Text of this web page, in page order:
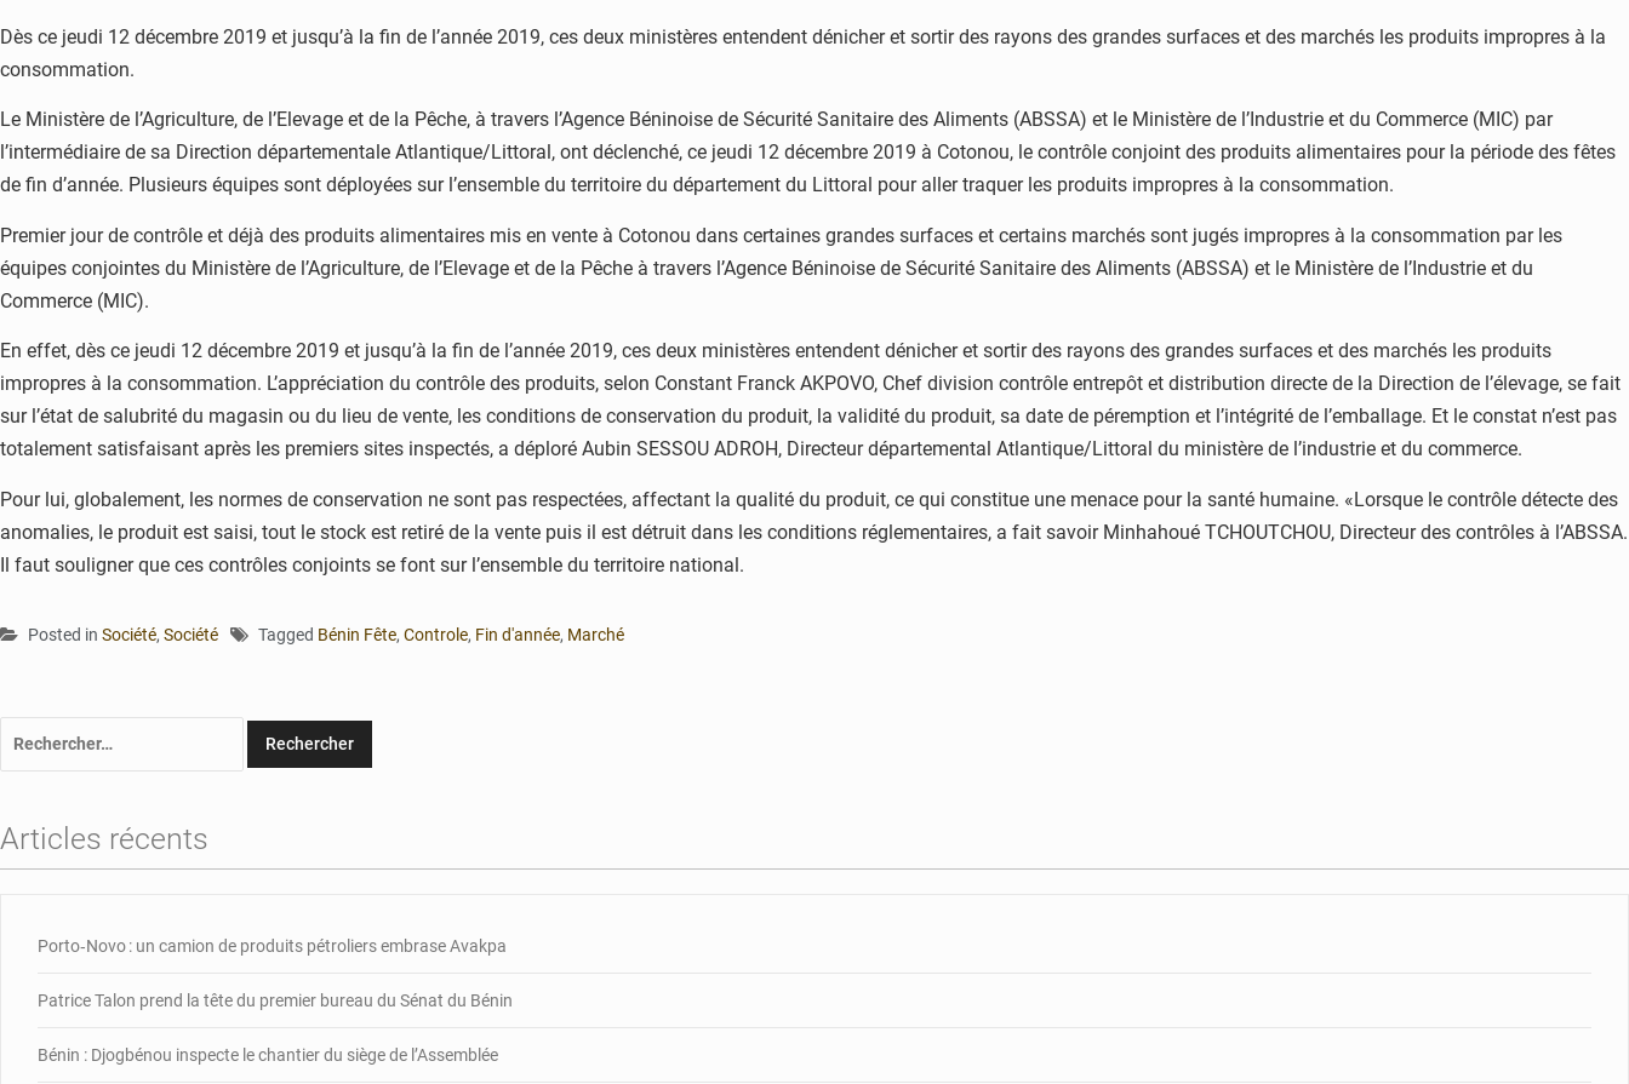
Dès ce jeudi 12 décembre 2019 et jusqu’à la fin de l’année 2019, ces deux ministères entendent dénicher et sortir des rayons des grandes surfaces et des marchés les produits impropres à la
consommation.
Le Ministère de l’Agriculture, de l’Elevage et de la Pêche, à travers l’Agence Béninoise de Sécurité Sanitaire des Aliments (ABSSA) et le Ministère de l’Industrie et du Commerce (MIC) par
l’intermédiaire de sa Direction départementale Atlantique/Littoral, ont déclenché, ce jeudi 12 décembre 2019 à Cotonou, le contrôle conjoint des produits alimentaires pour la période des fêtes
de fin d’année. Plusieurs équipes sont déployées sur l’ensemble du territoire du département du Littoral pour aller traquer les produits impropres à la consommation.
Premier jour de contrôle et déjà des produits alimentaires mis en vente à Cotonou dans certaines grandes surfaces et certains marchés sont jugés impropres à la consommation par les
équipes conjointes du Ministère de l’Agriculture, de l’Elevage et de la Pêche à travers l’Agence Béninoise de Sécurité Sanitaire des Aliments (ABSSA) et le Ministère de l’Industrie et du
Commerce (MIC).
En effet, dès ce jeudi 12 décembre 2019 et jusqu’à la fin de l’année 2019, ces deux ministères entendent dénicher et sortir des rayons des grandes surfaces et des marchés les produits
impropres à la consommation. L’appréciation du contrôle des produits, selon Constant Franck AKPOVO, Chef division contrôle entrepôt et distribution directe de la Direction de l’élevage, se fait
sur l’état de salubrité du magasin ou du lieu de vente, les conditions de conservation du produit, la validité du produit, sa date de péremption et l’intégrité de l’emballage. Et le constat n’est pas
totalement satisfaisant après les premiers sites inspectés, a déploré Aubin SESSOU ADROH, Directeur départemental Atlantique/Littoral du ministère de l’industrie et du commerce.
Pour lui, globalement, les normes de conservation ne sont pas respectées, affectant la qualité du produit, ce qui constitue une menace pour la santé humaine. «Lorsque le contrôle détecte des
anomalies, le produit est saisi, tout le stock est retiré de la vente puis il est détruit dans les conditions réglementaires, a fait savoir Minhahoué TCHOUTCHOU, Directeur des contrôles à l’ABSSA.
Il faut souligner que ces contrôles conjoints se font sur l’ensemble du territoire national.
Posted in Société, Société Tagged Bénin Fête, Controle, Fin d'année, Marché
Articles récents
Porto‑Novo : un camion de produits pétroliers embrase Avakpa
Patrice Talon prend la tête du premier bureau du Sénat du Bénin
Bénin : Djogbénou inspecte le chantier du siège de l’Assemblée